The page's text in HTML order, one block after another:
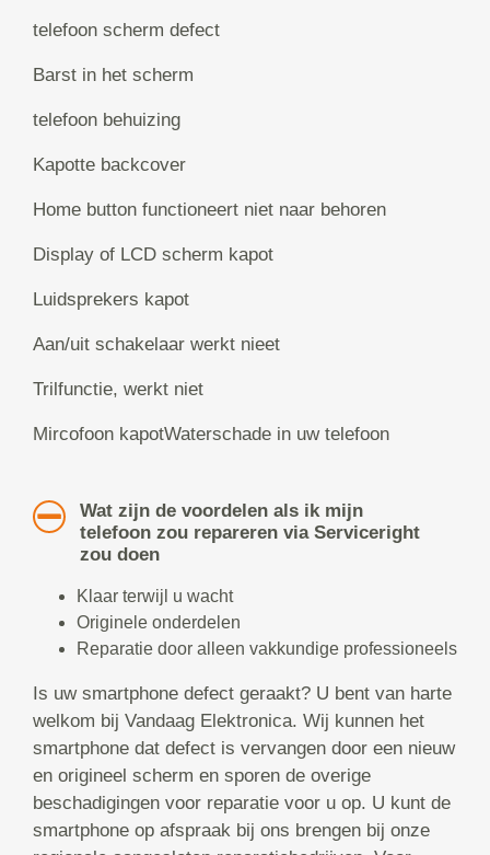
telefoon scherm defect
Barst in het scherm
telefoon behuizing
Kapotte backcover
Home button functioneert niet naar behoren
Display of LCD scherm kapot
Luidsprekers kapot
Aan/uit schakelaar werkt nieet
Trilfunctie, werkt niet
Mircofoon kapotWaterschade in uw telefoon
Wat zijn de voordelen als ik mijn
telefoon zou repareren via Serviceright
zou doen
Klaar terwijl u wacht
Originele onderdelen
Reparatie door alleen vakkundige professioneels
Is uw smartphone defect geraakt? U bent van harte
welkom bij Vandaag Elektronica. Wij kunnen het
smartphone dat defect is vervangen door een nieuw
en origineel scherm en sporen de overige
beschadigingen voor reparatie voor u op. U kunt de
smartphone op afspraak bij ons brengen bij onze